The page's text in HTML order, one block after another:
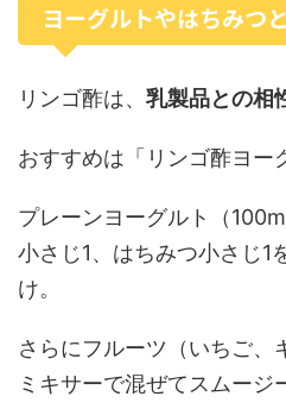
ヨーグルトやはちみつ
リンゴ酢は、 乳製品との相
おすすめは「リンゴ酢ヨー
プレーンヨーグルト（
小さじ1、はちみつ小さじ1
け。
さらにフルーツ（いちご、
ミキサーで混ぜてスムージ